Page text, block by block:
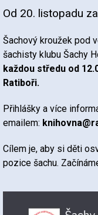
Nadpis
Od 20. listopadu
Šachový kroužek pod
šachisty klubu Šachy
každou středu od
Ratiboři.
Přihlášky a více
emailem:
Cílem je, aby si děti
pozice šachu.